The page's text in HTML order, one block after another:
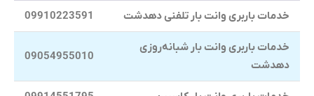
خدمات باربری وانت بار تلفنی دهدشت 09910223591
خدمات باربری وانت بار شبانه‌روزی
دهدشت
09054955010